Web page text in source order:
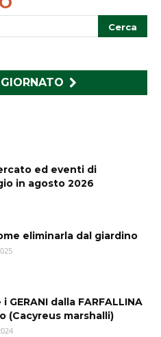
ed eventi di
in agosto 2026
eliminarla dal giardino
GERANI dalla FARFALLINA
(Cacyreus marshalli)